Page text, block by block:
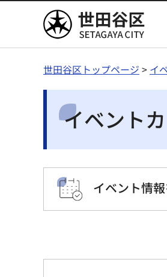
世田谷区
世田谷区トップページ > イ
イベント
イベント情